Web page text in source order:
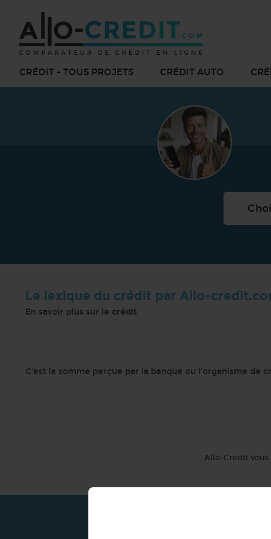
CRÉDIT - TOUS PROJETS CRÉDIT AUTO
Le lexique du crédit par Allo-
En savoir plus sur le crédit
C'est la somme perçue par la banque ou l'organisme
Allo-Credit vous